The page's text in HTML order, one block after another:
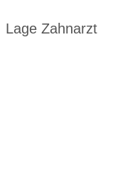
Lage Zahnarzt